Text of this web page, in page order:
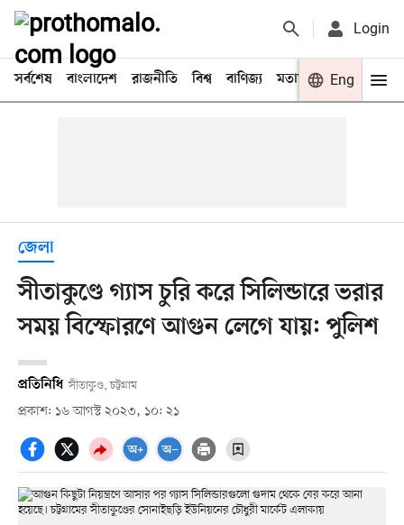
Login
সর্বশেষ বাংলাদেশ রাজনীতি বিশ্ব বাণিজ্য মতামত খেলা
Eng
জেলা
সীতাকুণ্ডে গ্যাস চুরি করে সিলিন্ডারে ভরার
সময় বিস্ফোরণে আগুন লেগে যায়: পুলিশ
প্রতিনিধি সীতাকুণ্ড, চট্টগ্রাম
প্রকাশ: ১৬ আগস্ট ২০২৩, ১০: ২১